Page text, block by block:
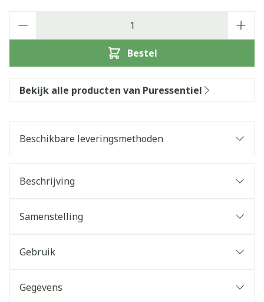
Bestel
Bekijk alle producten van Puressentiel
Beschikbare leveringsmethoden
Beschrijving
Samenstelling
Gebruik
Gegevens